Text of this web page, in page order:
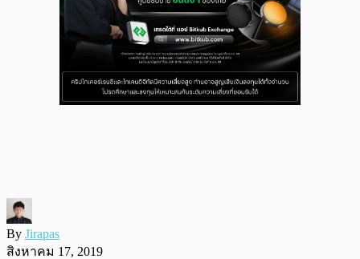
By Jirapas
สิงหาคม 17, 2019